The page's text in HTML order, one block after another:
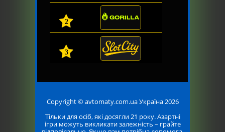
2
3
Copyright © avtomaty.com.ua Україна 2026
Тільки для осіб, які досягли 21 року. Азартні
ігри можуть викликати залежність – грайте